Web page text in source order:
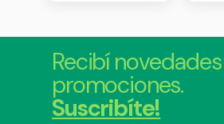
Recibí
promociones.
Suscribíte!